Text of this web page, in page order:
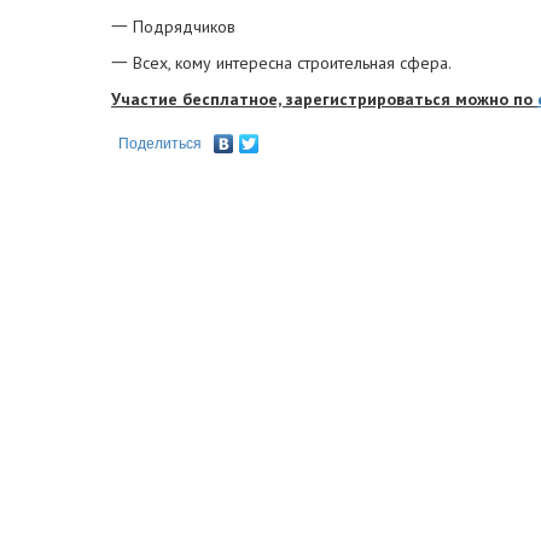
一 Подрядчиков
一 Всех, кому интересна строительная сфера.
Участие бесплатное, зарегистрироваться можно по
Поделиться